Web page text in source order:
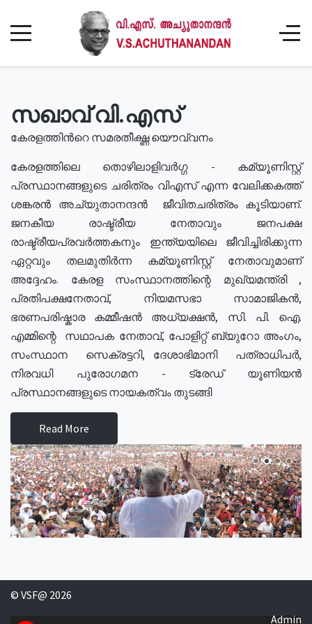
സഖാവ് വി.എസ്
കേരളത്തിൻറെ സമരതീക്ഷ്ണ യൌവ്വനം
കേരളത്തിലെ തൊഴിലാളിവർഗ്ഗ - കമ്യൂണിസ്റ്റ്
പ്രസ്ഥാനങ്ങളുടെ ചരിത്രം വിഎസ് എന്ന വേലിക്കകത്ത്
ശങ്കരൻ അച്യുതാനന്ദൻ ജീവിതചരിത്രം കൂടിയാണ്.
ജനകീയ രാഷ്ട്രീയ നേതാവും ജനപക്ഷ
രാഷ്ട്രീയപ്രവർത്തകനും ഇന്ത്യയിലെ ജീവിച്ചിരിക്കുന്ന
ഏറ്റവും തലമുതിർന്ന കമ്യൂണിസ്റ്റ് നേതാവുമാണ്
അദ്ദേഹം. കേരള സംസ്ഥാനത്തിന്റെ മുഖ്യമന്ത്രി ,
പ്രതിപക്ഷനേതാവ്, നിയമസഭാ സാമാജികൻ,
ഭരണപരിഷ്കാര കമ്മീഷൻ അധ്യക്ഷൻ, സി. പി. ഐ.
എമ്മിന്റെ സഥാപക നേതാവ്, പോളിറ്റ് ബ്യുറോ അംഗം,
സംസ്ഥാന സെക്രട്ടറി, ദേശാഭിമാനി പത്രാധിപർ,
നിരവധി പുരോഗമന - ട്രേഡ് യൂണിയൻ
പ്രസ്ഥാനങ്ങളുടെ നായകത്വം തുടങ്ങി
Read More
© VSF@ 2026
Admin